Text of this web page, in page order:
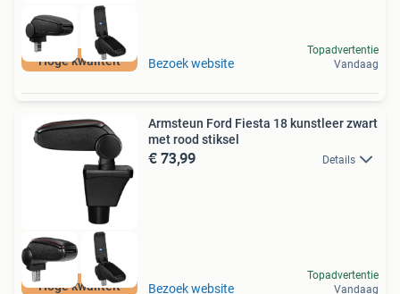
Hoge kwaliteit Bezoek website
Topadvertentie
Vandaag
Hoge kwaliteit
Armsteun Ford Fiesta 18 kunstleer zwart
met rood stiksel
€ 73,99 Details
Bezoek website
Topadvertentie
Vandaag